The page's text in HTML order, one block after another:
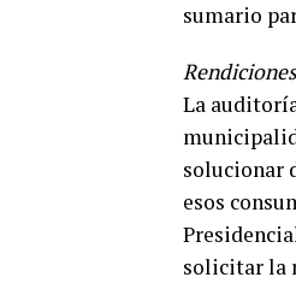
sumario
La
solucionar
esos
solicitar la